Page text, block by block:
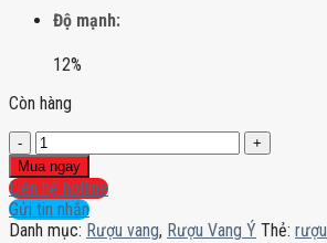
Độ mạnh:
12%
Còn hàng
Tinchite
Rose
số
lượng
Mua ngay
Liên hệ hotline
Gửi tin nhắn
Danh mục: Rượu vang, Rượu Vang Ý Thẻ: